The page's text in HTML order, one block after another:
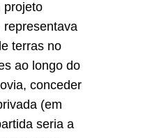
projeto
representava
terras no
ao longo do
conceder
(em
seria a